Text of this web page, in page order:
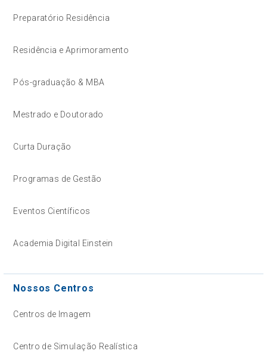
Preparatório Residência
Residência e Aprimoramento
Pós-graduação & MBA
Mestrado e Doutorado
Curta Duração
Programas de Gestão
Eventos Científicos
Academia Digital Einstein
Nossos Centros
Centros de Imagem
Centro de Simulação Realística